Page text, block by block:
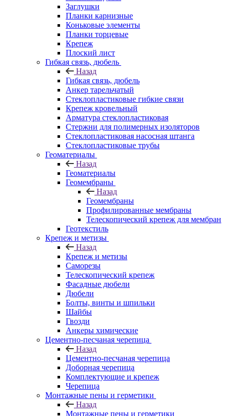
Заглушки
Планки карнизные
Коньковые элементы
Планки торцевые
Крепеж
Плоский лист
Гибкая связь, дюбель
Назад
Гибкая связь, дюбель
Анкер тарельчатый
Стеклопластиковые гибкие связи
Крепеж кровельный
Арматура стеклопластиковая
Стержни для полимерных изоляторов
Стеклопластиковая насосная штанга
Стеклопластиковые трубы
Геоматериалы
Назад
Геоматериалы
Геомембраны
Назад
Геомембраны
Профилированные мембраны
Телескопический крепеж для мембран
Геотекстиль
Крепеж и метизы
Назад
Крепеж и метизы
Саморезы
Телескопический крепеж
Фасадные дюбели
Дюбели
Болты, винты и шпильки
Шайбы
Гвозди
Анкеры химические
Цементно-песчаная черепица
Назад
Цементно-песчаная черепица
Доборная черепица
Комплектующие и крепеж
Черепица
Монтажные пены и герметики
Назад
Монтажные пены и герметики